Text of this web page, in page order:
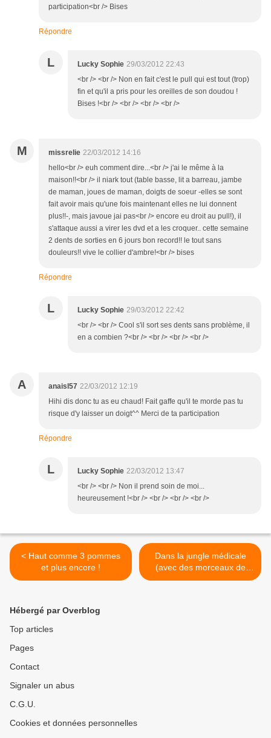
participation<br /> Bises
Répondre
L Lucky Sophie 29/03/2012 22:43
<br /> <br /> Non en fait c'est le pull qui est tout (trop)
fin et qu'il a pris pour les oreilles de son doudou !
Bises !<br /> <br /> <br /> <br />
M missrelie 22/03/2012 14:16
hello<br /> euh comment dire...<br /> j'ai le même à la
maison!!<br /> il niark tout (table basse, lit a barreau, jambe
de maman, joues de maman, doigts de soeur -elles se sont
fait avoir mais qu'une fois maintenant elles ne lui donnent
plus!!-, mais javoue jai pas<br /> encore eu droit au pull!), il
s'attaque aussi a virer les dvd et a les croquer.. cette semaine
2 dents de sorties en 6 jours bon record!! le tout sans
douleurs!! vive le collier d'ambre!<br /> bises
Répondre
L Lucky Sophie 29/03/2012 22:42
<br /> <br /> Cool s'il sort ses dents sans problème, il
en a combien ?<br /> <br /> <br /> <br />
A anaisl57 22/03/2012 12:19
Hihi dis donc tu as eu chaud! Fait gaffe qu'il te morde pas tu
risque d'y laisser un doigt^^ Merci de ta participation
Répondre
L Lucky Sophie 22/03/2012 13:47
<br /> <br /> Non il prend soin de moi...
heureusement !<br /> <br /> <br /> <br />
< Haut comme 3 pommes
et plus encore !
Dans la jungle médicale
(avec des morceaux de
stress dedans) >
Hébergé par Overblog
Top articles
Pages
Contact
Signaler un abus
C.G.U.
Cookies et données personnelles